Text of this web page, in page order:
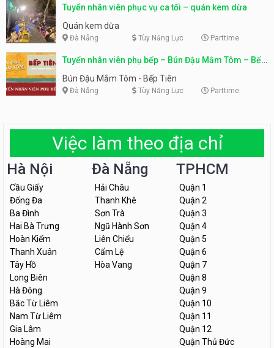
Tuyển nhân viên phục vụ ca tối – quán kem dừa
Quán kem dừa
Đà Nẵng Tùy Năng Lực Parttime
Tuyển nhân viên phụ bếp – Bún Đậu Mắm Tôm – Bếp
Tiên
Bún Đậu Mắm Tôm - Bếp Tiên
Đà Nẵng Tùy Năng Lực Parttime
Việc làm theo địa chỉ
Hà Nội
Cầu Giấy
Đống Đa
Ba Đình
Hai Bà Trưng
Hoàn Kiếm
Thanh Xuân
Tây Hồ
Long Biên
Hà Đông
Bắc Từ Liêm
Nam Từ Liêm
Gia Lâm
Hoàng Mai
Đà Nẵng
Hải Châu
Thanh Khê
Sơn Trà
Ngũ Hành Sơn
Liên Chiểu
Cẩm Lệ
Hòa Vang
TPHCM
Quận 1
Quận 2
Quận 3
Quận 4
Quận 5
Quận 6
Quận 7
Quận 8
Quận 9
Quận 10
Quận 11
Quận 12
Quận Thủ Đức